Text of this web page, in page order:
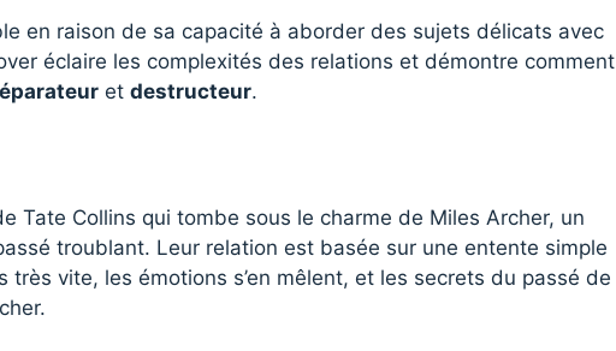
en raison de sa capacité à aborder des sujets délicats avec
éclaire les complexités des relations et démontre comment
et destructeur.
Tate Collins qui tombe sous le charme de Miles Archer, un
troublant. Leur relation est basée sur une entente simple
très vite, les émotions s’en mêlent, et les secrets du passé de